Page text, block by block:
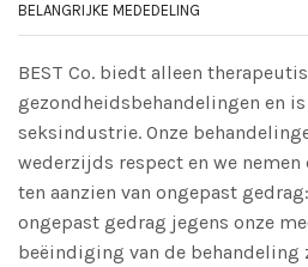
BELANGRIJKE MEDEDELING
BEST Co. biedt alleen
gezondheidsbehandelingen en
seksindustrie. Onze
wederzijds respect en we
ten aanzien van ongepast
ongepast gedrag jegens onze
beëindiging van de